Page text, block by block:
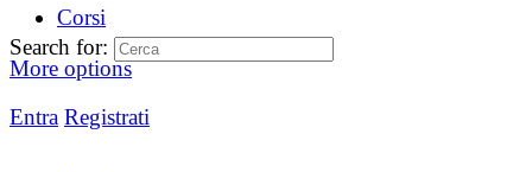
Corsi
More options
Entra Registrati
Search for: